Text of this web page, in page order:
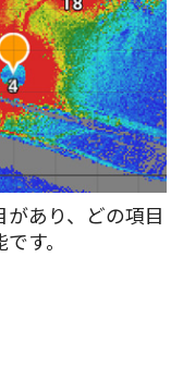
があり、どの項目
す。